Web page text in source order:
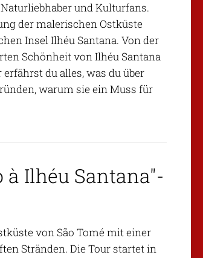
und Kulturfans.
der malerischen Ostküste
Insel Ilhéu Santana. Von der
Schönheit von Ilhéu Santana
du alles, was du über
warum sie ein Muss für
à Ilhéu Santana"-
von São Tomé mit einer
Stränden. Die Tour startet in